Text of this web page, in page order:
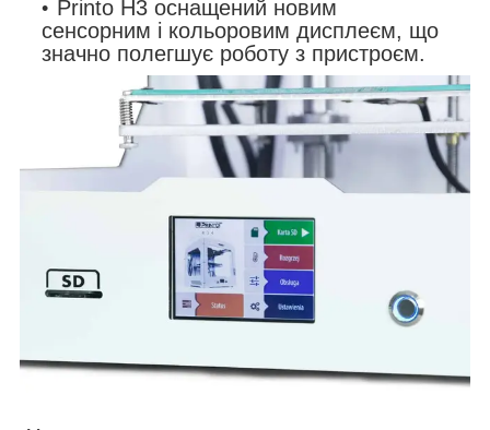
Printo H3 оснащений новим
сенсорним і кольоровим дисплеєм, що
значно полегшує роботу з пристроєм.